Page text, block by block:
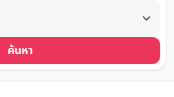
ค้นหา